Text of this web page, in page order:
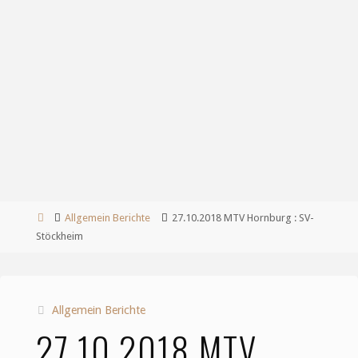
StartAllgemein Berichte
27.10.2018 MTV Hornburg : SV-
Stöckheim
Allgemein Berichte